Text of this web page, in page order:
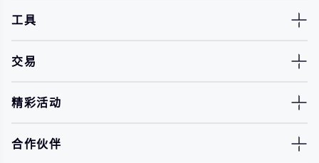
工具
交易
精彩活动
合作伙伴